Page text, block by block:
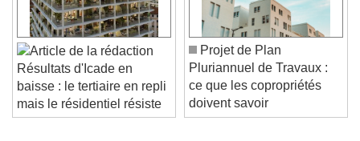
Résultats d'Icade en
baisse : le tertiaire en repli
mais le résidentiel résiste
Projet de Plan
Pluriannuel de Travaux :
ce que les copropriétés
doivent savoir